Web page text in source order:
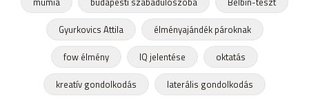
Gyurkovics Attila
élményajándék pároknak
fow élmény
IQ jelentése
oktatás
kreatív gondolkodás
laterális gondolkodás